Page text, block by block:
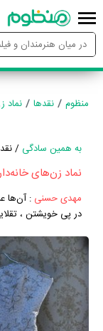
منظوم نقدها نماد
به همین سادگی / نقد
نماد زن‌های
مهدی حسنی : آن‌ها
در پی خویشتن ،